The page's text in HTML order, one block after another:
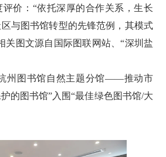
价：“依托深厚的合作关系，生长
与图书馆转型的先锋范例，其模式
关图文源自国际图联网站、“深圳盐
州图书馆自然主题分馆——推动市
的图书馆”入围“最佳绿色图书馆/大